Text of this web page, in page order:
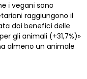
i vegani sono
raggiungono il
dai benefici delle
gli animali (+31,7%)»
almeno un animale